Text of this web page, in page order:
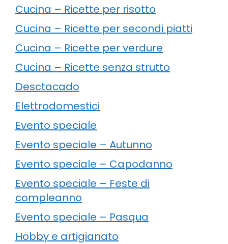
Cucina – Ricette per risotto
Cucina – Ricette per secondi piatti
Cucina – Ricette per verdure
Cucina – Ricette senza strutto
Desctacado
Elettrodomestici
Evento speciale
Evento speciale – Autunno
Evento speciale – Capodanno
Evento speciale – Feste di
compleanno
Evento speciale – Pasqua
Hobby e artigianato